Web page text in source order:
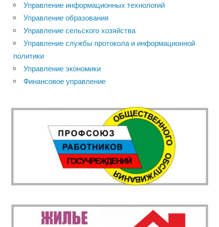
Управление информационных технологий
Управление образования
Управление сельского хозяйства
Управление службы протокола и информационной
политики
Управление экономики
Финансовое управление